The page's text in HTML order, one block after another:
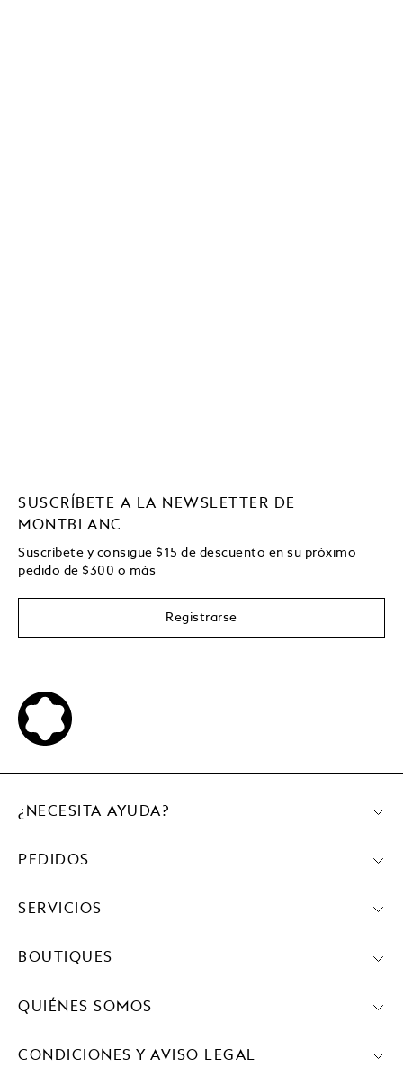
SUSCRÍBETE A LA NEWSLETTER DE
MONTBLANC
Suscríbete y consigue $15 de descuento en su próximo
pedido de $300 o más
Registrarse
¿NECESITA AYUDA?
PEDIDOS
SERVICIOS
BOUTIQUES
QUIÉNES SOMOS
CONDICIONES Y AVISO LEGAL